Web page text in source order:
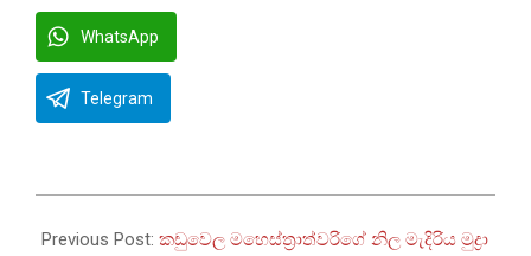
WhatsApp
Telegram
05-
Previous Post: කඩුවෙල මහෙස්ත්‍රාත්වරිගේ නිල මැදිරිය මුද්‍රා